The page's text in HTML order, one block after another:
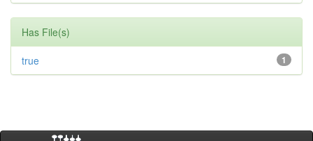
Has File(s)
1
true